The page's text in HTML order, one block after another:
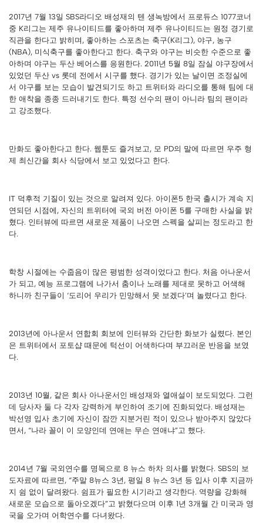
2017년 7월 13일 SBS라디오 배성재의 텐 생녹방에서 프로듀스 1077코너
중 K리그는 제주 유나이티드를 좋아하며 제주 유나이티드는 원정 경기로
직관을 한다고 밝히며, 좋아하는 스포츠는 축구(K리그), 야구, 농구
(NBA), 미식축구를 좋아한다고 한다. 축구와 야구는 비슷한 수준으로 좋
아하며 야구는 두산 베어스를 응원한다. 2011년 5월 8일 잠실 야구장에서
있었던 두산 vs 롯데 전에서 시구를 했다. 경기가 있는 날이면 조정실에
서 야구를 보는 모습이 발견되기도 하고 트위터와 라디오를 통해 팀에 대
한 애착을 종종 드러내기도 한다. 특정 선수의 팬이 아니라 팀의 팬이라
고 강조했다.
만화도 좋아한다고 한다. 웹툰도 즐겨보고, 모 PD의 말에 따르면 우주 형
제 최신간을 회사 식당에서 보고 있었다고 한다.
IT 덕후적 기질이 있는 것으로 알려져 있다. 아이폰5 한국 출시가 계속 지
연되던 시점에, 자신의 트위터에 국외 버전 아이폰 5를 구매한 사실을 밝
혔다. 인터뷰에 따르면 새로운 제품이 나오면 스펙을 살피는 정도라고 한
다.
학창 시절에는 수줍음이 많은 평범한 성격이었다고 한다. 처음 아나운서
가 되고, 예능 프로그램에 나가서 춤이나 노래를 제대로 못하고 어색해
하니까 친구들이 ‘도리어 우리가 민망해서 못 보겠다’며 놀렸다고 한다.
2013년에 아나운서 연합회 회보에 인터뷰와 간단한 화보가 실렸다. 본인
은 트위터에서 포토샵 때문에 턱선이 어색하다며 부끄러운 반응을 보였
다.
2013년 10월, 같은 회사 아나운서인 배성재와 열애설이 보도되었다. 그런
데 당사자 둘 다 각자 강력하게 부인하여 조기에 진화되었다. 배성재는
박선영 입사 초기에 자신이 잠깐 지분거린 적이 있으나 받아주지 않았다
면서, “나라 꼴이 이 모양인데 연애는 무슨 연애냐”고 했다.
2014년 7월 국외연수를 명목으로 8 뉴스 하차 의사를 밝혔다. SBS의 보
도자료에 따르면, “주말 8뉴스 3년, 평일 8 뉴스 3년 등 입사 이후 지금까
지 쉼 없이 달려왔다. 쉼표가 필요한 시기라고 생각한다. 역량을 강화해
새로운 모습으로 돌아오겠다”고 밝혔다으며 이후 1년 3개월 간 미국과 영
국을 오가며 어학연수를 다녀왔다.